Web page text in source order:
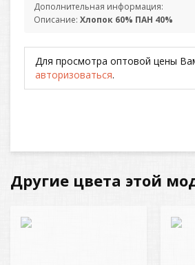
Дополнительная информация:
Описание: Хлопок 60% ПАН 40%
Для просмотра оптовой цены
авторизоваться.
Другие цвета этой